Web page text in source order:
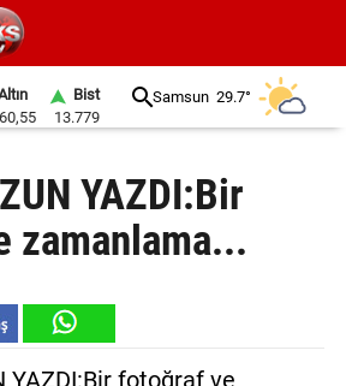
Bist
13.779
Samsun 29.7°
YAZDI:Bir
zamanlama...